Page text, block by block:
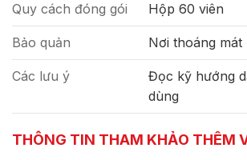
Quy cách đóng gói Hộp 60 viên
Bảo quản Nơi thoáng mát
Các lưu ý
Đọc kỹ hướng
dùng
THÔNG TIN THAM KHẢO THÊM